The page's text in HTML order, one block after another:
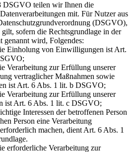
DSGVO teilen wir Ihnen die
mit. Für Nutzer aus
(DSGVO),
sofern die Rechtsgrundlage in der
genannt wird, Folgendes:
Einholung von Einwilligungen ist Art.
Verarbeitung zur Erfüllung unserer
vertraglicher Maßnahmen sowie
ist Art. 6 Abs. 1 lit. b DSGVO;
Verarbeitung zur Erfüllung unserer
ist Art. 6 Abs. 1 lit. c DSGVO;
Interessen der betroffenen Person
Person eine Verarbeitung
machen, dient Art. 6 Abs. 1
erforderliche Verarbeitung zur